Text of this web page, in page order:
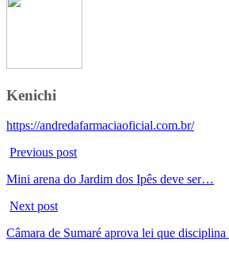
Kenichi
https://andredafarmaciaoficial.com.br/
Previous post
Mini arena do Jardim dos Ipês deve ser…
Next post
Câmara de Sumaré aprova lei que